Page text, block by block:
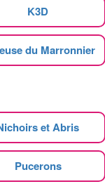
K3D
du Marronnier
et Abris
Pucerons